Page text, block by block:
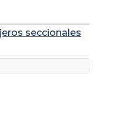
seccionales